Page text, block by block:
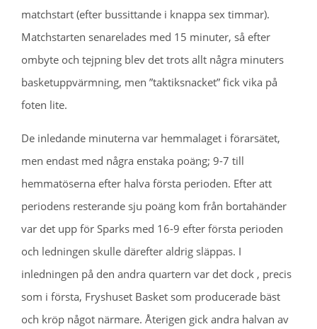
matchstart (efter bussittande i knappa sex timmar).
Matchstarten senarelades med 15 minuter, så efter
ombyte och tejpning blev det trots allt några minuters
basketuppvärmning, men ”taktiksnacket” fick vika på
foten lite.
De inledande minuterna var hemmalaget i förarsätet,
men endast med några enstaka poäng; 9-7 till
hemmatöserna efter halva första perioden. Efter att
periodens resterande sju poäng kom från bortahänder
var det upp för Sparks med 16-9 efter första perioden
och ledningen skulle därefter aldrig släppas. I
inledningen på den andra quartern var det dock , precis
som i första, Fryshuset Basket som producerade bäst
och kröp något närmare. Återigen gick andra halvan av